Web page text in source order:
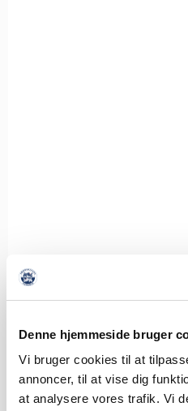
Denne hjemmeside bruger
Vi bruger cookies til at
annoncer, til at vise dig
at analysere vores trafik. Vi